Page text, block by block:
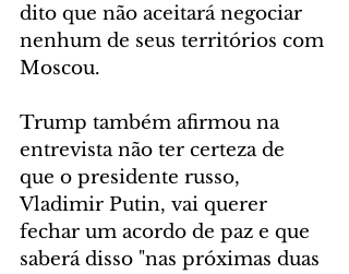
dito que não aceitará negociar
nenhum de seus territórios com
Moscou.
Trump também afirmou na
entrevista não ter certeza de
que o presidente russo,
Vladimir Putin, vai querer
fechar um acordo de paz e que
saberá disso "nas próximas duas